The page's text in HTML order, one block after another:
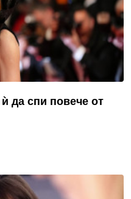
да спи повече от